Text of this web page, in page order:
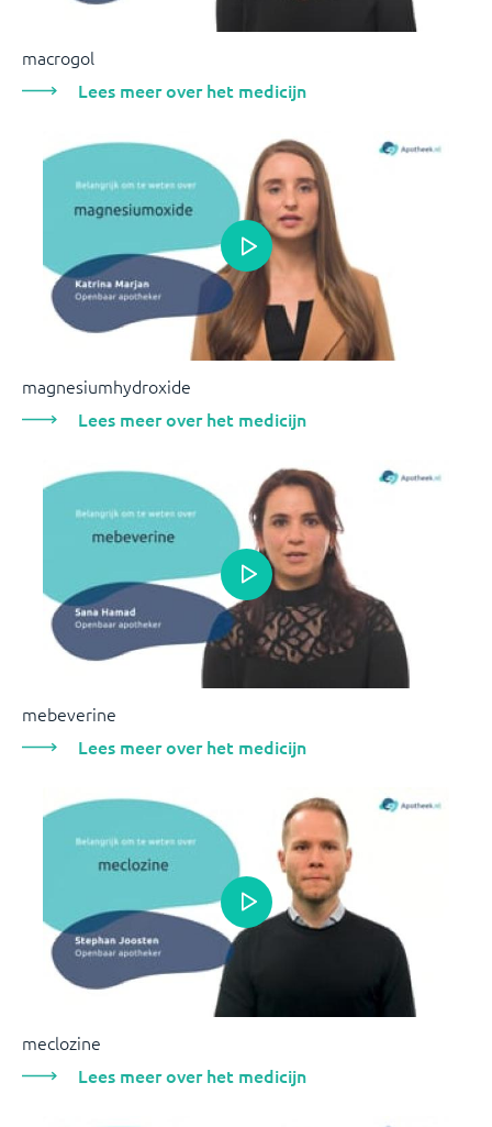
macrogol
Lees meer over het medicijn
magnesiumhydroxide
Lees meer over het medicijn
mebeverine
Lees meer over het medicijn
meclozine
Lees meer over het medicijn